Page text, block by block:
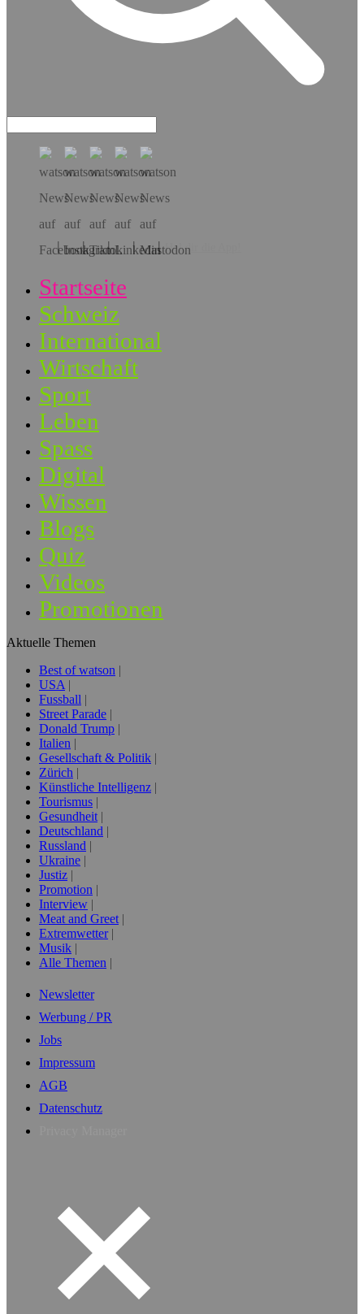
Hol dir die App!
Startseite
Schweiz
International
Wirtschaft
Sport
Leben
Spass
Digital
Wissen
Blogs
Quiz
Videos
Promotionen
Aktuelle Themen
Best of watson
USA
Fussball
Street Parade
Donald Trump
Italien
Gesellschaft & Politik
Zürich
Künstliche Intelligenz
Tourismus
Gesundheit
Deutschland
Russland
Ukraine
Justiz
Promotion
Interview
Meat and Greet
Extremwetter
Musik
Alle Themen
Newsletter
Werbung / PR
Jobs
Impressum
AGB
Datenschutz